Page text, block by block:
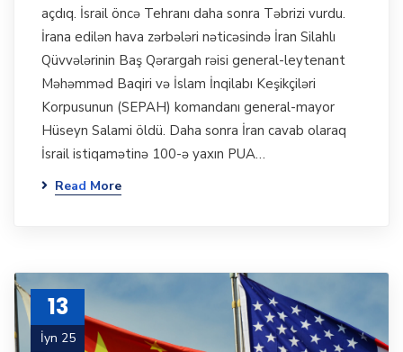
açdıq. İsrail öncə Tehranı daha sonra Təbrizi vurdu.
İrana edilən hava zərbələri nəticəsində İran Silahlı
Qüvvələrinin Baş Qərargah rəisi general-leytenant
Məhəmməd Baqiri və İslam İnqilabı Keşikçiləri
Korpusunun (SEPAH) komandanı general-mayor
Hüseyn Salami öldü. Daha sonra İran cavab olaraq
İsrail istiqamətinə 100-ə yaxın PUA…
Read More
13
İyn 25